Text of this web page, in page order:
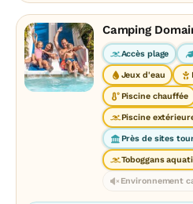
Camping
Accès plage
Jeux d'eau
Piscine chauffée
Piscine
Près de sites
Toboggans
Environnement